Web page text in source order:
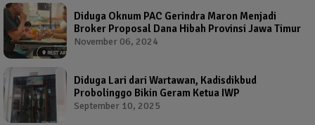
Diduga Oknum PAC Gerindra Maron Menjadi
Broker Proposal Dana Hibah Provinsi Jawa Timur
November 06, 2024
Diduga Lari dari Wartawan, Kadisdikbud
Probolinggo Bikin Geram Ketua IWP
September 10, 2025